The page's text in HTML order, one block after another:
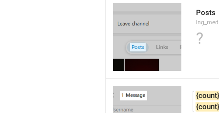
Posts
?
{count}
{count}